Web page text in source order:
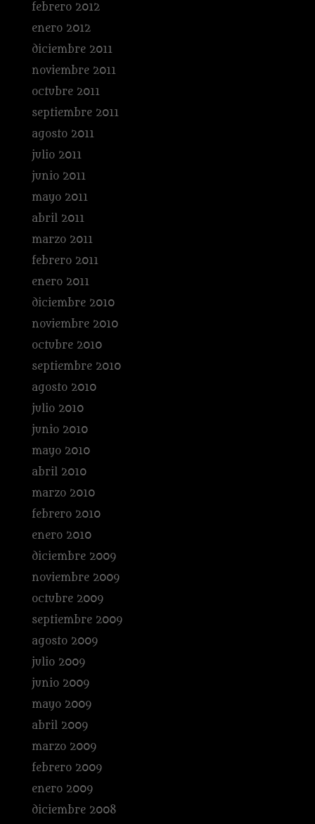
febrero 2012
enero 2012
diciembre 2011
noviembre 2011
octubre 2011
septiembre 2011
agosto 2011
julio 2011
junio 2011
mayo 2011
abril 2011
marzo 2011
febrero 2011
enero 2011
diciembre 2010
noviembre 2010
octubre 2010
septiembre 2010
agosto 2010
julio 2010
junio 2010
mayo 2010
abril 2010
marzo 2010
febrero 2010
enero 2010
diciembre 2009
noviembre 2009
octubre 2009
septiembre 2009
agosto 2009
julio 2009
junio 2009
mayo 2009
abril 2009
marzo 2009
febrero 2009
enero 2009
diciembre 2008